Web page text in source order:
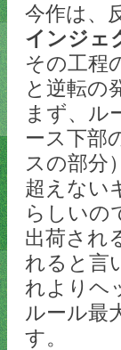
今作は、
インジェ
その工程
と逆転の
まず、ル
ース下部
スの部分
超えない
らしいの
出荷され
れると言
れよりヘ
ルール最
す。